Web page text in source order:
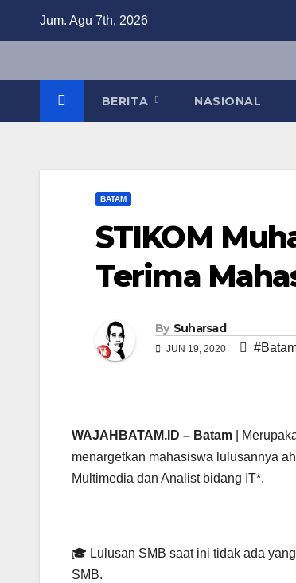
Jum. Agu 7th, 2026
BERITA NASIONAL
BATAM
STIKOM
Terima
By Suharsad
JUN 19, 2020
WAJAHBATAM.ID – Batam |
menargetkan mahasiswa lulusannya
Multimedia dan Analist bidang IT*.
🎓 Lulusan SMB saat ini tidak ada
SMB.